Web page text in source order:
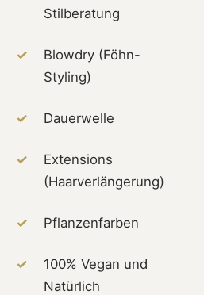
Stilberatung
✓
Blowdry (Föhn-
Styling)
✓ Dauerwelle
✓
Extensions
(Haarverlängerung)
✓ Pflanzenfarben
✓
100% Vegan und
Natürlich